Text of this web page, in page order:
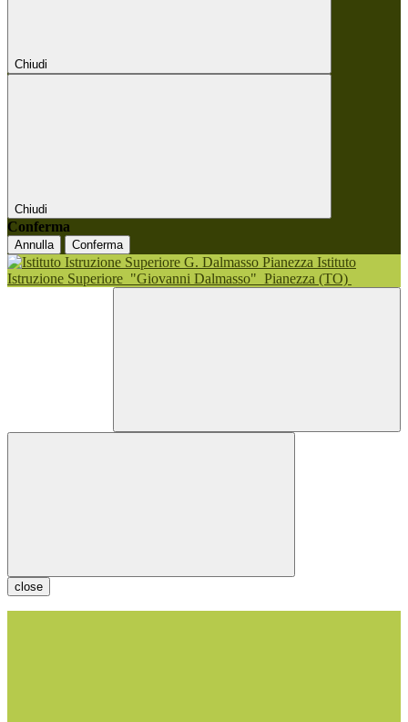
Chiudi
Chiudi
Conferma
Annulla Conferma
Istituto
Istruzione Superiore "Giovanni Dalmasso" Pianezza (TO)
close